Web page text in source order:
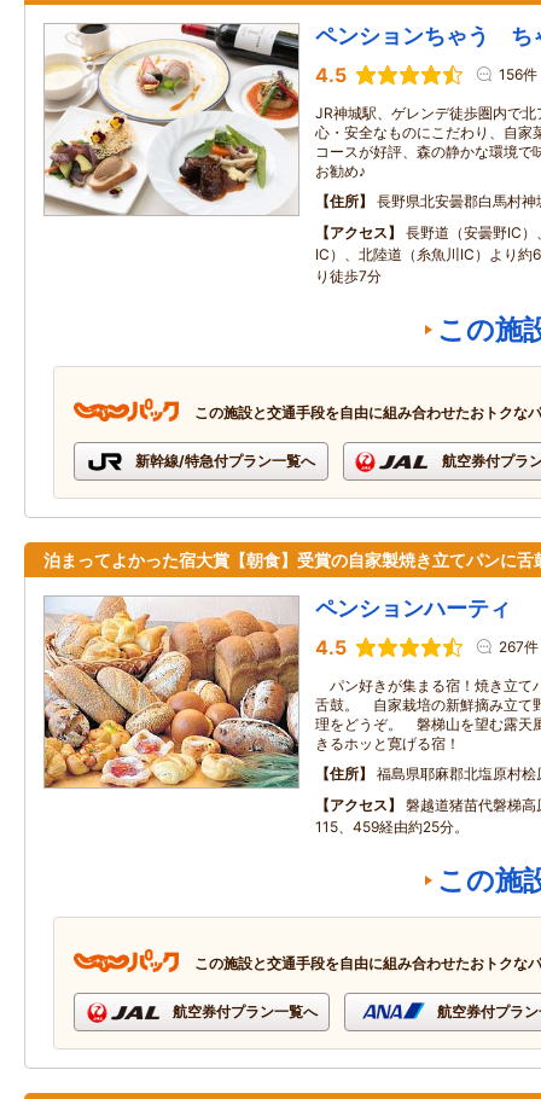
ペンションちゃう ち
4.5 156件
JR神城駅、ゲレンデ徒歩圏内で
心・安全なものにこだわり、自家
コースが好評、森の静かな環境
お勧め♪
住所
長野県北安曇郡白馬村神
アクセス
長野道（安曇野IC
IC）、北陸道（糸魚川IC）より約
り徒歩7分
この施
この施設と交通手段を自由に組み合わせたおトクな
新幹線/特急付プラン一覧へ 航空券付プラ
泊まってよかった宿大賞【朝食】受賞の自家製焼き立てパンに舌
ペンションハーティ
4.5 267件
パン好きが集まる宿！焼き立て
舌鼓。 自家栽培の新鮮摘み立て
理をどうぞ。 磐梯山を望む露天
きるホッと寛げる宿！
住所
福島県耶麻郡北塩原村
アクセス
磐越道猪苗代磐梯
115、459経由約25分。
この施
この施設と交通手段を自由に組み合わせたおトクな
航空券付プラン一覧へ 航空券付プラ